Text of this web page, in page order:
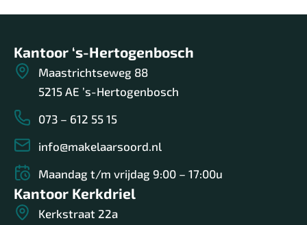
Kantoor ‘s-Hertogenbosch
Maastrichtseweg 88
5215 AE ’s-Hertogenbosch
073 – 612 55 15
info@makelaarsoord.nl
Maandag t/m vrijdag 9:00 – 17:00u
Kantoor Kerkdriel
Kerkstraat 22a